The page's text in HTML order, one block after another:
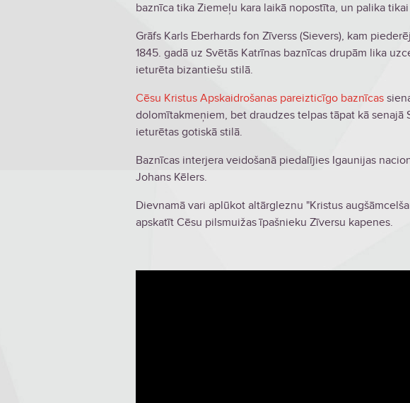
baznīca tika Ziemeļu kara laikā nopostīta, un palika
Grāfs Karls Eberhards fon Zīverss (Sievers), kam
1845. gadā uz Svētās Katrīnas baznīcas drupām lika
ieturēta bizantiešu stilā.
Cēsu Kristus Apskaidrošanas pareizticīgo baznīcas
dolomītakmeņiem, bet draudzes telpas tāpat kā senajā
ieturētas gotiskā stilā.
Baznīcas interjera veidošanā piedalījies Igaunijas
Johans Kēlers.
Dievnamā vari aplūkot altārgleznu "Kristus
apskatīt Cēsu pilsmuižas īpašnieku Zīversu kapenes.